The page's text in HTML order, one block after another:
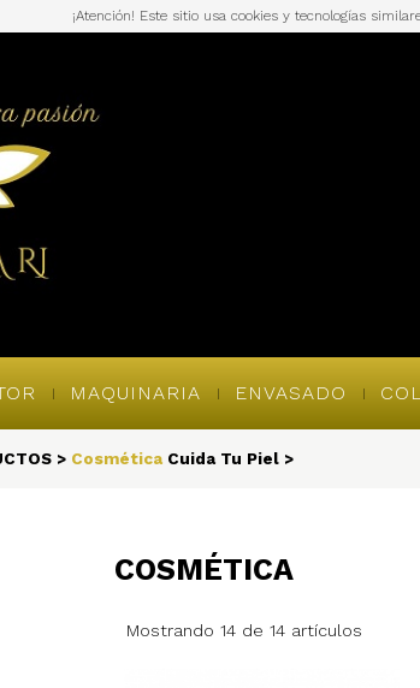
¡Atención! Este sitio usa cookies y tecnologías
MAQUINARIA ENVASADO
> Cosmética Cuida Tu Piel >
COSMÉTICA
Mostrando 14 de 14 artículos